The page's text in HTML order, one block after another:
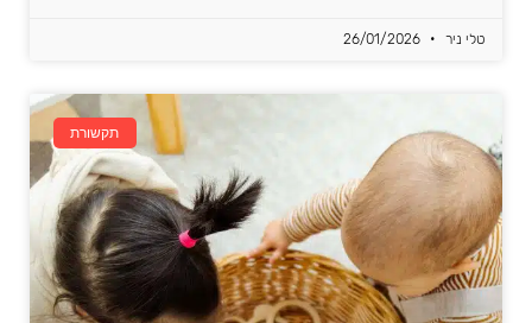
טלי ניר
תקשורת